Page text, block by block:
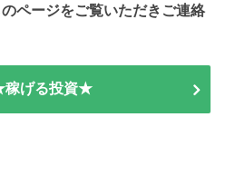
ページをご覧いただきご連絡
げる投資★